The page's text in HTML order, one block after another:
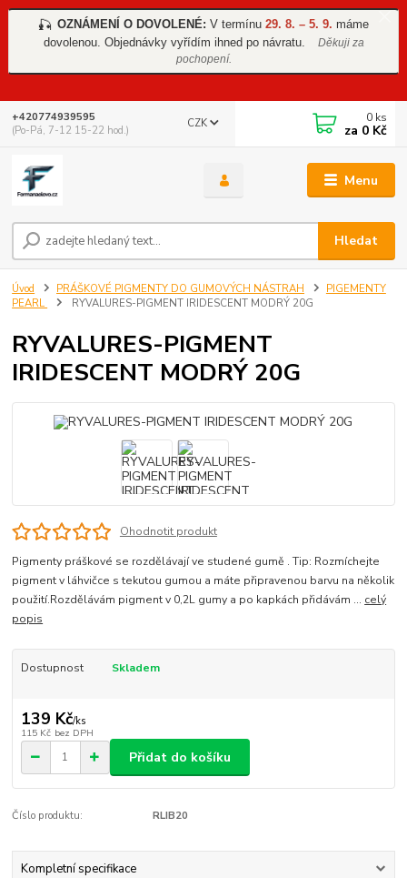
🎣 OZNÁMENÍ O DOVOLENÉ: V termínu 29. 8. – 5. 9. máme
dovolenou. Objednávky vyřídím ihned po návratu.
Děkuji za
pochopení.
Menu
CZK
Hledat
+420774939595
(Po-Pá, 7-12 15-22 hod.)
0 ks
za 0 Kč
Úvod PRÁŠKOVÉ PIGMENTY DO GUMOVÝCH NÁSTRAH
PIGEMENTY
PEARL
RYVALURES-PIGMENT IRIDESCENT MODRÝ 20G
RYVALURES-PIGMENT
IRIDESCENT MODRÝ 20G
Ohodnotit produkt
Pigmenty práškové se rozdělávají ve studené gumě . Tip: Rozmíchejte
pigment v láhvičce s tekutou gumou a máte připravenou barvu na několik
použití.Rozdělávám pigment v 0,2L gumy a po kapkách přidávám ... celý
popis
Dostupnost Skladem
139 Kč/ks
115 Kč bez DPH
Přidat do košíku
Číslo produktu: RLIB20
Kompletní specifikace